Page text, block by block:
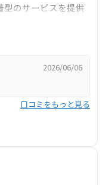
のサービスを提供
から施工までを一
正価格で提供して
いお付き合いを大切
2026/06/06
口コミをもっと見る